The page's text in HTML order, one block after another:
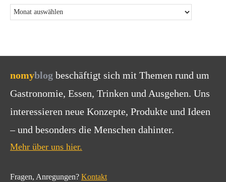
nomyblog beschäftigt sich mit Themen rund um
Gastronomie, Essen, Trinken und Ausgehen. Uns
interessieren neue Konzepte, Produkte und Ideen
– und besonders die Menschen dahinter.
Mehr über uns hier.
Fragen, Anregungen? Kontakt